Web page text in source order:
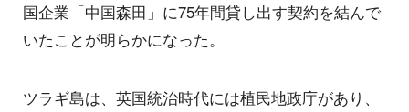
国企業「中国森田」に75年間貸し出す契約を結んで
いたことが明らかになった。
ツラギ島は、英国統治時代には植民地政庁があり、